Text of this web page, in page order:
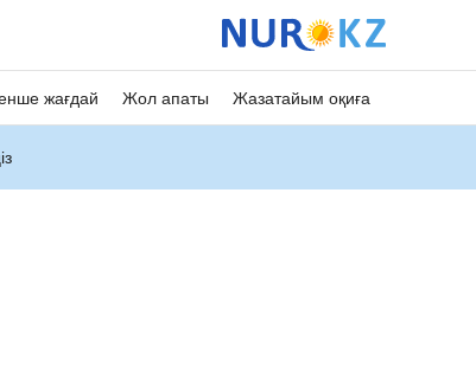
жағдай Жол апаты Жазатайым оқиға